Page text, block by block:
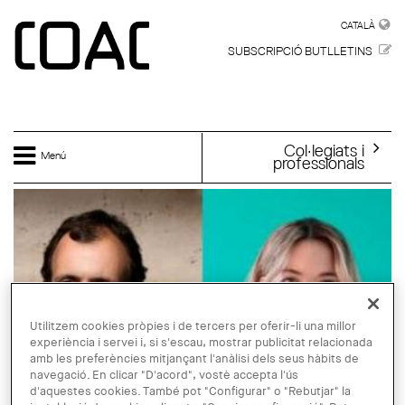
CATALÀ
SUBSCRIPCIÓ BUTLLETINS
Menú Col·legiats i
professionals
Utilitzem cookies pròpies i de tercers per oferir-li una millor
experiència i servei i, si s'escau, mostrar publicitat relacionada
amb les preferències mitjançant l'anàlisi dels seus hàbits de
navegació. En clicar "D'acord", vostè accepta l'ús
d'aquestes cookies. També pot "Configurar" o "Rebutjar" la